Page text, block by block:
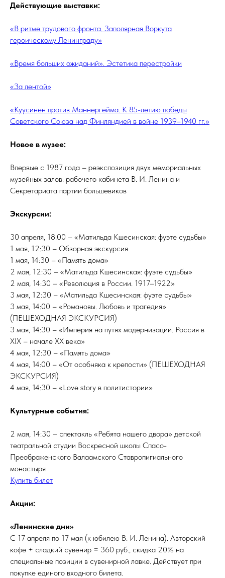
Действующие выставки:
«В ритме трудового фронта. Заполярная Воркута
героическому Ленинграду»
«Время больших ожиданий». Эстетика перестройки
«За лентой»
«Куусинен против Маннергейма. К 85-летию победы
Советского Союза над Финляндией в войне 1939–1940 гг.»
Новое в музее:
Впервые с 1987 года – реэкспозиция двух мемориальных
музейных залов: рабочего кабинета В. И. Ленина и
Секретариата партии большевиков
Экскурсии:
30 апреля, 18:00 – «Матильда Кшесинская: фуэте судьбы»
1 мая, 12:30 – Обзорная экскурсия
1 мая, 14:30 – «Память дома»
2 мая, 12:30 – «Матильда Кшесинская: фуэте судьбы»
2 мая, 14:30 – «Революция в России. 1917–1922»
3 мая, 12:30 – «Матильда Кшесинская: фуэте судьбы»
3 мая, 14:00 – «Романовы. Любовь и трагедия»
(ПЕШЕХОДНАЯ ЭКСКУРСИЯ)
3 мая, 14:30 – «Империя на путях модернизации. Россия в
XIX – начале XX века»
4 мая, 12:30 – «Память дома»
4 мая, 14:00 – «От особняка к крепости» (ПЕШЕХОДНАЯ
ЭКСКУРСИЯ)
4 мая, 14:30 – «Love story в политистории»
Культурные события:
2 мая, 14:30 – спектакль «Ребята нашего двора» детской
театральной студии Воскресной школы Спасо-
Преображенского Валаамского Ставропигиального
монастыря
Купить билет
Акции:
«Ленинские дни»
С 17 апреля по 17 мая (к юбилею В. И. Ленина). Авторский
кофе + сладкий сувенир = 360 руб., скидка 20% на
специальные позиции в сувенирной лавке. Действует при
покупке единого входного билета.